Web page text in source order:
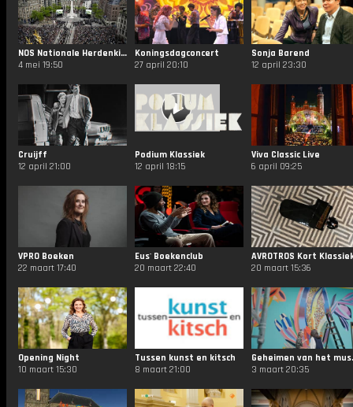
NOS Nationale Herdenking
4 mei 19:50
Koningsdagconcert
27 april 20:10
Sonja Barend
12 april 23:30
Cruijff
12 april 21:00
Podium Klassiek
12 april 18:15
Viva Classic Live
6 april 09:25
VPRO Boeken
22 maart 17:40
Eus' Boekenclub
20 maart 22:40
AVROTROS Kort
20 maart 15:36
Opening Night
10 maart 15:30
Tussen kunst en kitsch
8 maart 21:00
3 maart 20:35